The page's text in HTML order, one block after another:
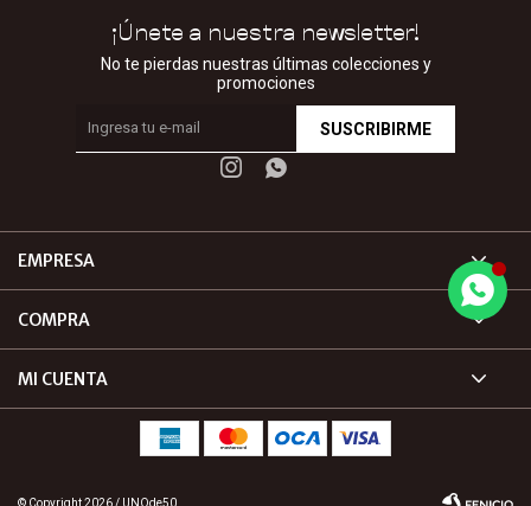
EMPRESA
COMPRA
MI CUENTA
¡Únete a nuestra newsletter!
No te pierdas nuestras últimas colecciones y
promociones
SUSCRIBIRME
 
© Copyright 2026 / UNOde50